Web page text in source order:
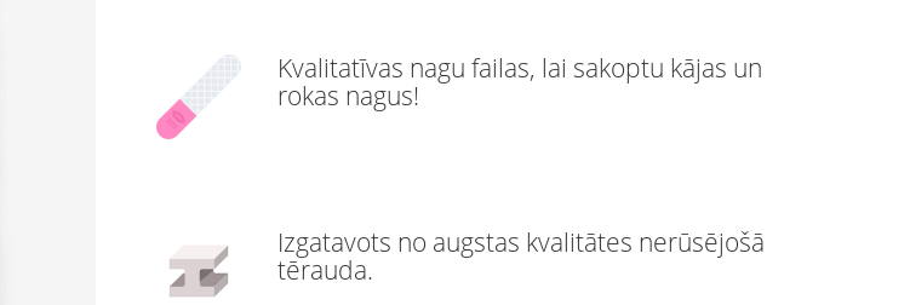
Kvalitatīvas nagu failas, lai sakoptu kājas un
rokas nagus!
Izgatavots no augstas kvalitātes nerūsējošā
tērauda.